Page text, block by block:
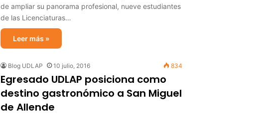
de ampliar su panorama profesional, nueve estudiantes
de las Licenciaturas…
Leer más »
Blog UDLAP 10 julio, 2016 834
Egresado UDLAP posiciona como
destino gastronómico a San Miguel
de Allende